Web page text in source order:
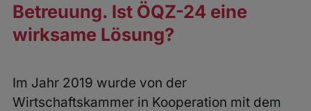
Betreuung. Ist ÖQZ-24 eine
wirksame Lösung?
Im Jahr 2019 wurde von der
Wirtschaftskammer in Kooperation mit dem